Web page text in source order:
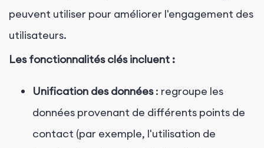
peuvent utiliser pour améliorer l'engagement des
utilisateurs.
Les fonctionnalités clés incluent :
Unification des données : regroupe les
données provenant de différents points de
contact (par exemple, l'utilisation de